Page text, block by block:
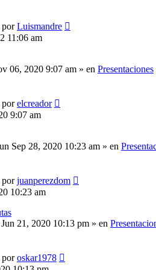
porLuismandre
11:06 am
06, 2020 9:07 am » en Presentaciones
porelcreador
9:07 am
Sep 28, 2020 10:23 am » en
porjuanperezdom
10:23 am
21, 2020 10:13 pm » en
poroskar1978